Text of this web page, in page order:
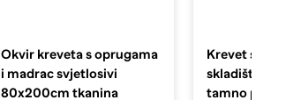
Okvir kreveta s oprugama
i madrac svjetlosivi
80x200cm tkanina
Krevet s
skladištem
tamno plava